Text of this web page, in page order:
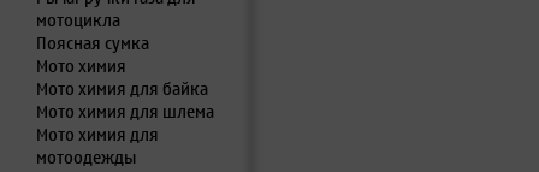
мотоцикла
Поясная сумка
Мото химия
Мото химия для байка
Мото химия для шлема
Мото химия для
мотоодежды